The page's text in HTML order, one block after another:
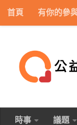
Skip to content
首頁 有你的參
時事 議題